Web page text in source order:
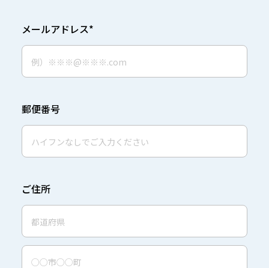
メールアドレス*
郵便番号
ご住所